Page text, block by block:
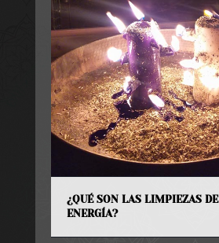
¿QUÉ SON LAS LIMPIEZAS DE
ENERGÍA?